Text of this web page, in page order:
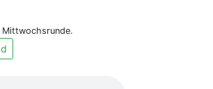
Mittwochsrunde.